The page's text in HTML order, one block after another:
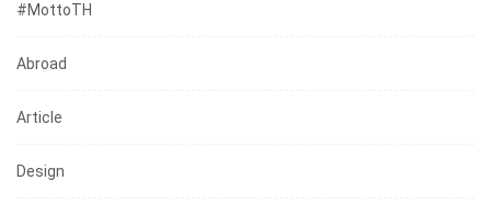
#mottoTH
Abroad
Article
Design